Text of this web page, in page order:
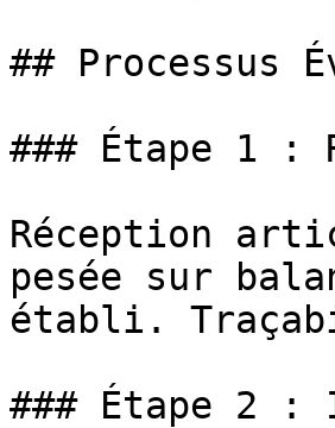
## Processus
### Étape 1 :
Réception
pesée sur
établi.
### Étape 2 :